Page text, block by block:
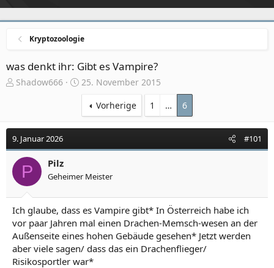
Kryptozoologie
was denkt ihr: Gibt es Vampire?
E
e
l
l
e
Shadow666
E
r
t
e
l
a
25. November 2015
Vorherige
1 … 6
9. Januar 2026 #101
P Pilz
Geheimer Meister
Ich glaube, dass es Vampire gibt* In Österreich habe ich
vor paar Jahren mal einen Drachen-Memsch-wesen an der
Außenseite eines hohen Gebäude gesehen* Jetzt werden
aber viele sagen/ dass das ein Drachenflieger/
Risikosportler war*